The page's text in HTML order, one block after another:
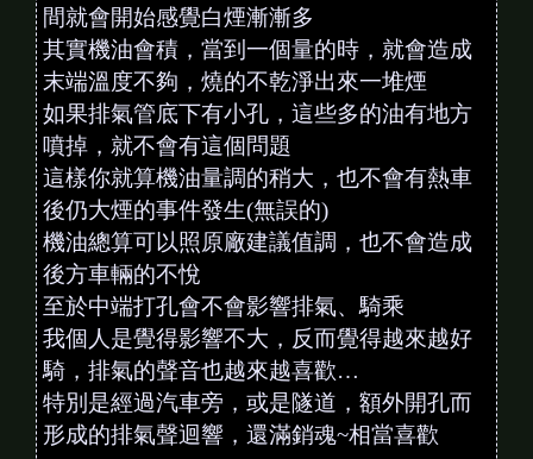
間就會開始感覺白煙漸漸多
其實機油會積，當到一個量的時，就會造成
末端溫度不夠，燒的不乾淨出來一堆煙
如果排氣管底下有小孔，這些多的油有地方
噴掉，就不會有這個問題
這樣你就算機油量調的稍大，也不會有熱車
後仍大煙的事件發生(無誤的)
機油總算可以照原廠建議值調，也不會造成
後方車輛的不悅
至於中端打孔會不會影響排氣、騎乘
我個人是覺得影響不大，反而覺得越來越好
騎，排氣的聲音也越來越喜歡…
特別是經過汽車旁，或是隧道，額外開孔而
形成的排氣聲迴響，還滿銷魂~相當喜歡